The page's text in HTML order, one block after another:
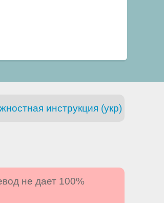
инструкция (укр)
не дает 100%